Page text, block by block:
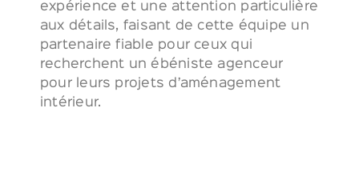
expérience et une attention particulière
aux détails, faisant de cette équipe un
partenaire fiable pour ceux qui
recherchent un ébéniste agenceur
pour leurs projets d’aménagement
intérieur.